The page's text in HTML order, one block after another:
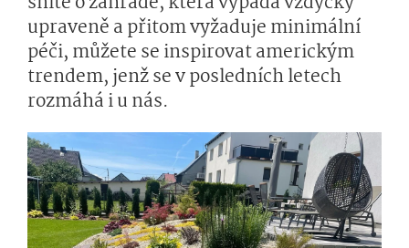
upraveně a přitom vyžaduje minimální
péči, můžete se inspirovat americkým
trendem, jenž se v posledních letech
rozmáhá i u nás.